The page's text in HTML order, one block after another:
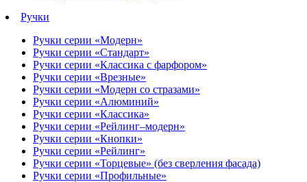
Ручки
Ручки серии «Модерн»
Ручки серии «Стандарт»
Ручки серии «Классика с фарфором»
Ручки серии «Врезные»
Ручки серии «Модерн со стразами»
Ручки серии «Алюминий»
Ручки серии «Классика»
Ручки серии «Рейлинг–модерн»
Ручки серии «Кнопки»
Ручки серии «Рейлинг»
Ручки серии «Торцевые» (без сверления фасада)
Ручки серии «Профильные»